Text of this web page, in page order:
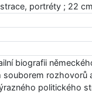
portréty ; 22 cm
biografii
rozhovorů
politického